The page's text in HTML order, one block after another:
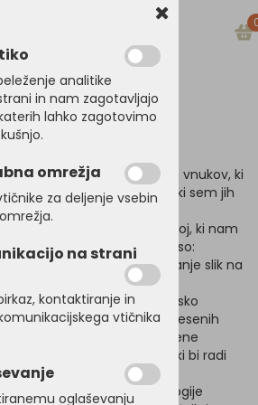
, je nastala na pobudo mojih vnukov, ki
izdelke po njihovih željah, ki sem jih
imamo tudi laserski CNC stroj, ki nam
izdelkov. Izdelki so:
učenje, razna darila, graviranje slik na
, specializirane za lasersko
je ustvariti unikatno linijo lesenih
laserskega izrezovanja. Lesene
otrokom in odraslim, ki bi radi
in zabaven način.
najnovejše tehnologije
analitike
in nam zagotavljajo
lahko zagotovimo
omrežja
za deljenje vsebin
na strani
kontaktiranje in
vtičnika
oglaševanju